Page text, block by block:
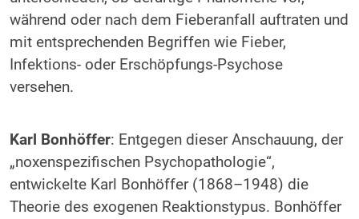
während oder nach dem Fieberanfall auftraten und
mit entsprechenden Begriffen wie Fieber,
Infektions- oder Erschöpfungs-Psychose
versehen.
Karl Bonhöffer: Entgegen dieser Anschauung, der
„noxenspezifischen Psychopathologie“,
entwickelte Karl Bonhöffer (1868–1948) die
Theorie des exogenen Reaktionstypus. Bonhöffer